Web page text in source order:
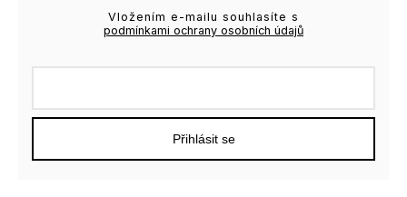
Vložením e-mailu souhlasíte s
podmínkami ochrany osobních údajů
Přihlásit se